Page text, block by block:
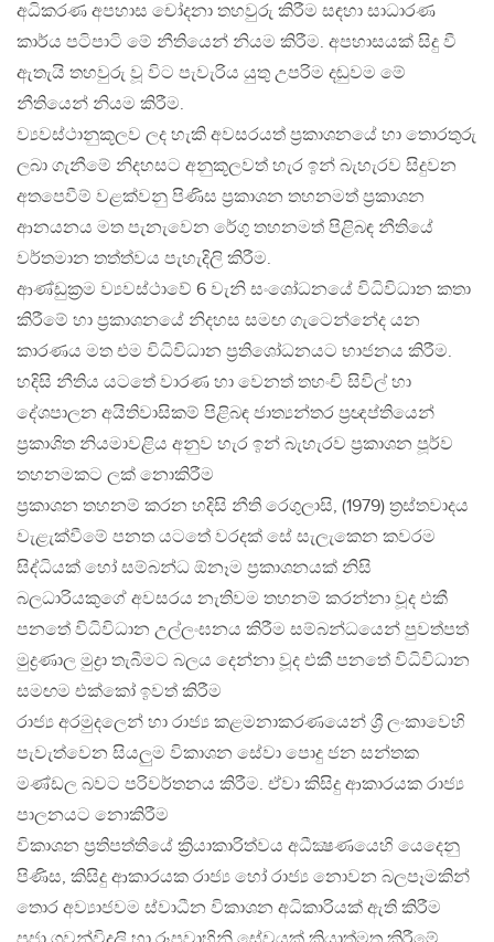
අධිකරණ අපහාස චෝදනා තහවුරු කිරීම සඳහා සාධාරණ
කාර්ය පටිපාටි මේ නීතියෙන් නියම කිරීම. අපහාසයක් සිදු වී
ඇතැයි තහවුරු වූ විට පැවැරිය යුතු උපරිම දඬුවම මේ
නීතියෙන් නියම කිරීම.
ව්‍යවස්ථානුකූලව ලද හැකි අවසරයත් ප්‍රකාශනයේ හා තොරතුරු
ලබා ගැනීමේ නිදහසට අනුකූලවත් හැර ඉන් බැහැරව සිදුවන
අතපෙවීම් වළක්වනු පිණිස ප්‍රකාශන තහනමත් ප්‍රකාශන
ආනයනය මත පැනැවෙන රේගු තහනමත් පිළිබඳ නීතියේ
වර්තමාන තත්ත්වය පැහැදිලි කිරීම.
ආණ්ඩුක්‍රම ව්‍යවස්ථාවේ 6 වැනි සංශෝධනයේ විධිවිධාන කතා
කිරීමේ හා ප්‍රකාශනයේ නිදහස සමඟ ගැටෙන්නේද යන
කාරණය මත එම විධිවිධාන ප්‍රතිශෝධනයට භාජනය කිරීම.
හදිසි නීතිය යටතේ වාරණ හා වෙනත් තහංචි සිවිල් හා
දේශපාලන අයිතිවාසිකම් පිළිබඳ ජාත්‍යන්තර ප්‍රඥප්තියෙන්
ප්‍රකාශිත නියමාවළිය අනුව හැර ඉන් බැහැරව ප්‍රකාශන පූර්ව
තහනමකට ලක් නොකිරීම
ප්‍රකාශන තහනම් කරන හදිසි නීති රෙගුලාසි, (1979) ත්‍රස්තවාදය
වැළැක්වීමේ පනත යටතේ වරදක් සේ සැලැකෙන කවරම
සිද්ධියක් හෝ සම්බන්ධ ඕනෑම ප්‍රකාශනයක් නිසි
බලධාරියකුගේ අවසරය නැතිවම තහනම් කරන්නා වූද එකී
පනතේ විධිවිධාන උල්ලංඝනය කිරීම සම්බන්ධයෙන් පුවත්පත්
මුද්‍රණාල මුද්‍රා තැබීමට බලය දෙන්නා වූද එකී පනතේ විධිවිධාන
සමඟම එක්කෝ ඉවත් කිරීම
රාජ්‍ය අරමුදලෙන් හා රාජ්‍ය කළමනාකරණයෙන් ශ්‍රී ලංකාවෙහි
පැවැත්වෙන සියලුම විකාශන සේවා පොදු ජන සන්තක
මණ්ඩල බවට පරිවර්තනය කිරීම. ඒවා කිසිදු ආකාරයක රාජ්‍ය
පාලනයට නොකිරීම
විකාශන ප්‍රතිපත්තියේ ක්‍රියාකාරිත්වය අධීක්‍ෂණයෙහි යෙදෙනු
පිණිස, කිසිදු ආකාරයක රාජ්‍ය හෝ රාජ්‍ය නොවන බලපෑමකින්
තොර අව්‍යාජවම ස්වාධීන විකාශන අධිකාරියක් ඇති කිරීම